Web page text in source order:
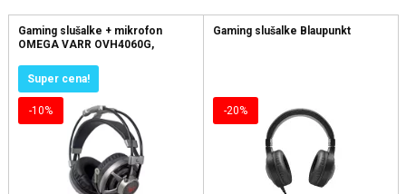
Gaming slušalke + mikrofon
OMEGA VARR OVH4060G,
Super cena!
-10%
Gaming slušalke Blaupunkt
-20%